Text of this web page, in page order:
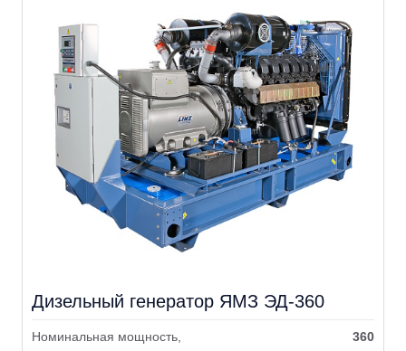
Дизельный генератор ЯМЗ ЭД-360
Номинальная мощность,
360